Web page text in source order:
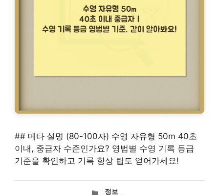
## 메타 설명 (80-100자) 수영 자유형 50m 40초
이내, 중급자 수준인가요? 영법별 수영 기록 등급
기준을 확인하고 기록 향상 팁도 얻어가세요!
카정보